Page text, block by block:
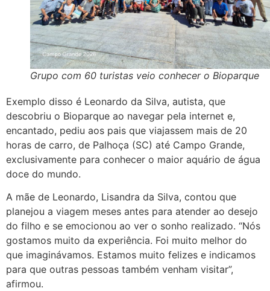
Grupo com 60 turistas veio conhecer o Bioparque
Exemplo disso é Leonardo da Silva, autista, que
descobriu o Bioparque ao navegar pela internet e,
encantado, pediu aos pais que viajassem mais de 20
horas de carro, de Palhoça (SC) até Campo Grande,
exclusivamente para conhecer o maior aquário de água
doce do mundo.
A mãe de Leonardo, Lisandra da Silva, contou que
planejou a viagem meses antes para atender ao desejo
do filho e se emocionou ao ver o sonho realizado. “Nós
gostamos muito da experiência. Foi muito melhor do
que imaginávamos. Estamos muito felizes e indicamos
para que outras pessoas também venham visitar”,
afirmou.